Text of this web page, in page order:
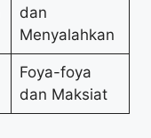
dan
Menyalahkan
Foya-foya
dan Maksiat